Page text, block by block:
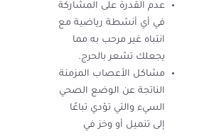
عدم القدرة على المشاركة
في أي أنشطة رياضية مع
انتباه غير مرحب به مما
يجعلك تشعر بالحرج.
مشاكل الأعصاب المزمنة
الناتجة عن الوضع الصحي
السيء والتي تؤدي تباعًا
إلى تنميل أو وخز في